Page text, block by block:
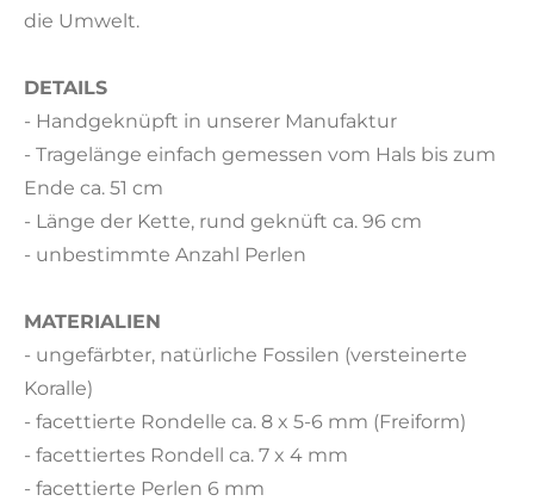
die Umwelt.
DETAILS
- Handgeknüpft in unserer Manufaktur
- Tragelänge einfach gemessen vom Hals bis zum
Ende ca. 51 cm
- Länge der Kette, rund geknüft ca. 96 cm
- unbestimmte Anzahl Perlen
MATERIALIEN
- ungefärbter, natürliche Fossilen (versteinerte
Koralle)
- facettierte Rondelle ca. 8 x 5-6 mm (Freiform)
- facettiertes Rondell ca. 7 x 4 mm
- facettierte Perlen 6 mm